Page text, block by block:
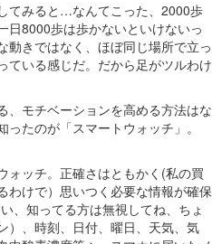
てみると…なんてこった、2000歩
日8000歩は歩かないといけないっ
動きではなく、ほぼ同じ場所で立っ
ている感じだ。だから足がツルわけ
、モチベーションを高める方法はな
たのが「スマートウォッチ」。
ォッチ。正確さはともかく(私の買
わけで）思いつく必要な情報が確保
、知ってる方は無視してね、ちょ
）、時刻、日付、曜日、天気、気